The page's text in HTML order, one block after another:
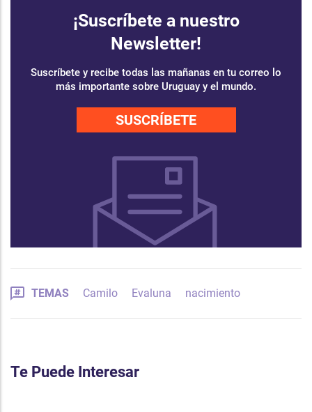
¡Suscríbete a nuestro
Newsletter!
Suscríbete y recibe todas las mañanas en tu correo lo
más importante sobre Uruguay y el mundo.
SUSCRÍBETE
TEMAS Camilo Evaluna nacimiento
Te Puede Interesar